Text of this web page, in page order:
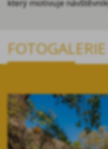
který motivuje
FOTOGALERIE